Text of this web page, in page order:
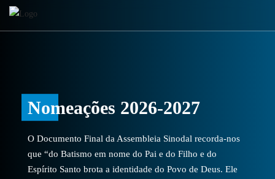
Nomeações 2026-2027
O Documento Final da Assembleia Sinodal recorda-nos
que “do Batismo em nome do Pai e do Filho e do
Espírito Santo brota a identidade do Povo de Deus. Ele